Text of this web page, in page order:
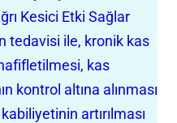
Kesici Etki Sağlar
tedavisi ile, kronik kas
hafifletilmesi, kas
kontrol altına alınması
artırılması